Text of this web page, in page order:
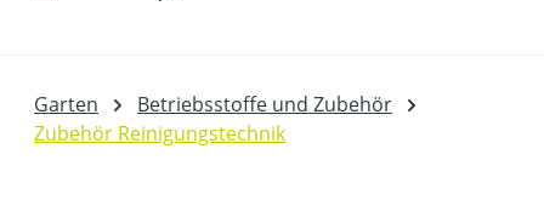
Garten
Betriebsstoffe und Zubehör
Zubehör Reinigungstechnik